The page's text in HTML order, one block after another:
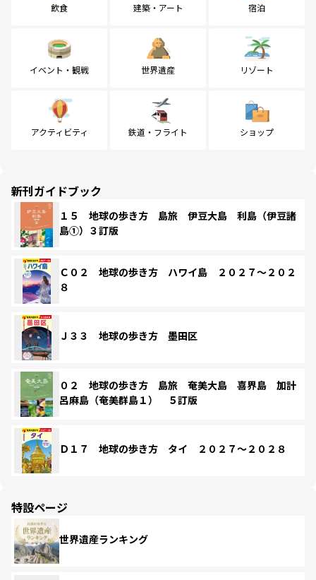
飲食 建築・アート 宿泊
イベント・観戦 世界遺産 リゾート
アクティビティ 鉄道・フライト ショップ
新刊ガイドブック
１５ 地球の歩き方 島旅 伊豆大島 利島（伊豆諸
島①）３訂版
Ｃ０２ 地球の歩き方 ハワイ島 ２０２７～２０２
８
Ｊ３３ 地球の歩き方 墨田区
０２ 地球の歩き方 島旅 奄美大島 喜界島 加計
呂麻島（奄美群島１） ５訂版
Ｄ１７ 地球の歩き方 タイ ２０２７～２０２８
特設ページ
世界遺産ランキング